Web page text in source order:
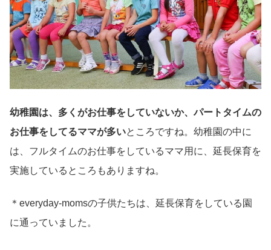
幼稚園は、多くがお仕事をしていないか、パートタイムの
お仕事をしてるママが多いところですね。幼稚園の中に
は、フルタイムのお仕事をしているママ用に、延長保育を
実施しているところもありますね。
＊everyday-momsの子供たちは、延長保育をしている園
に通っていました。